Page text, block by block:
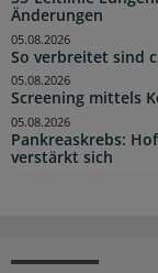
Änderungen
So verbreitet sind
05.08.2026
Screening mittels
05.08.2026
Pankreaskrebs:
verstärkt sich
05.08.2026